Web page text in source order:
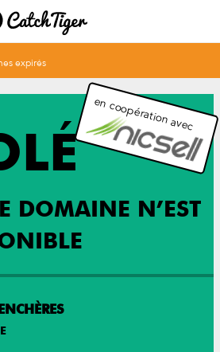
expirés
DOMAINE N’EST
en coopération avec